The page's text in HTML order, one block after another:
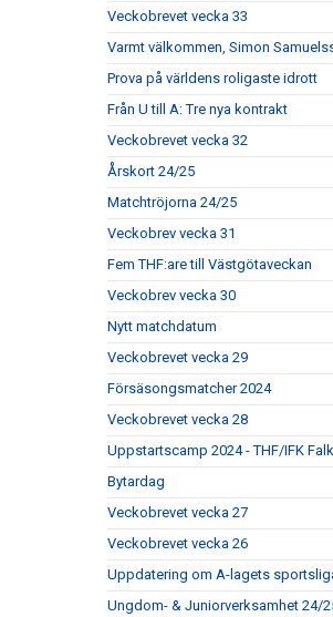
Veckobrevet vecka 33
Varmt välkommen, Simon
Prova på världens roligaste idrott
Från U till A: Tre nya kontrakt
Veckobrevet vecka 32
Årskort 24/25
Matchtröjorna 24/25
Veckobrev vecka 31
Fem THF:are till Västgötaveckan
Veckobrev vecka 30
Nytt matchdatum
Veckobrevet vecka 29
Försäsongsmatcher 2024
Veckobrevet vecka 28
Uppstartscamp 2024 - THF/IFK
Bytardag
Veckobrevet vecka 27
Veckobrevet vecka 26
Uppdatering om A-lagets
Ungdom- & Juniorverksamhet 24/